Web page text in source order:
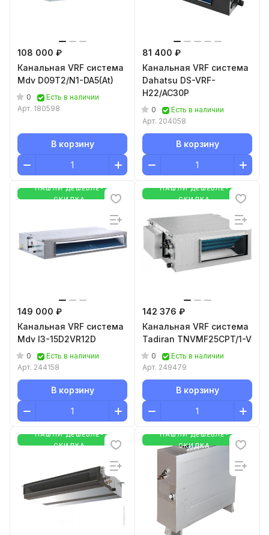
108 000 ₽
Канальная VRF система
Mdv D09T2/N1-DA5(At)
0
Есть в наличии
Арт. 180598
В корзину
81 400 ₽
Канальная VRF система
Dahatsu DS-VRF-
H22/AC30P
0
Есть в наличии
Арт. 204058
В корзину
НАШЛИ ДЕШЕВЛЕ-
СКИДКА
149 000 ₽
Канальная VRF система
Mdv I3-15D2VR12D
0
Есть в наличии
Арт. 244158
В корзину
НАШЛИ ДЕШЕВЛЕ-
СКИДКА
142 376 ₽
Канальная VRF система
Tadiran TNVMF25CPT/1-V
0
Есть в наличии
Арт. 249479
В корзину
НАШЛИ ДЕШЕВЛЕ-
СКИДКА
НАШЛИ ДЕШЕВЛЕ-
СКИДКА